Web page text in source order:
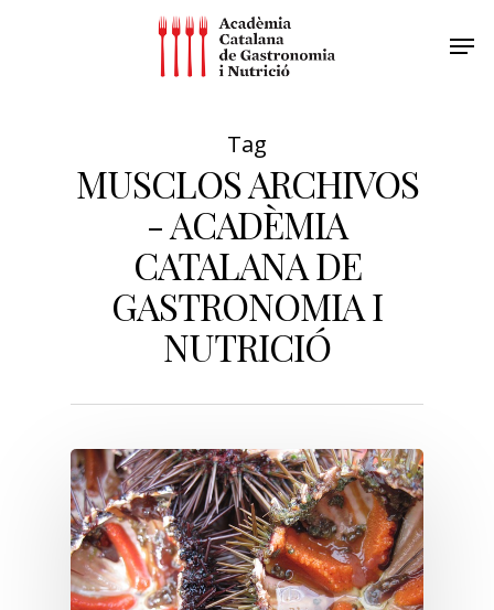
Tag
MUSCLOS ARCHIVOS
- ACADÈMIA
CATALANA DE
GASTRONOMIA I
NUTRICIÓ